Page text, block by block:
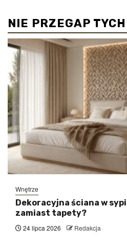
NIE PRZEGAP
Wnętrze
Dekoracyjna ściana w
zamiast tapety?
24 lipca 2026 Redakcja